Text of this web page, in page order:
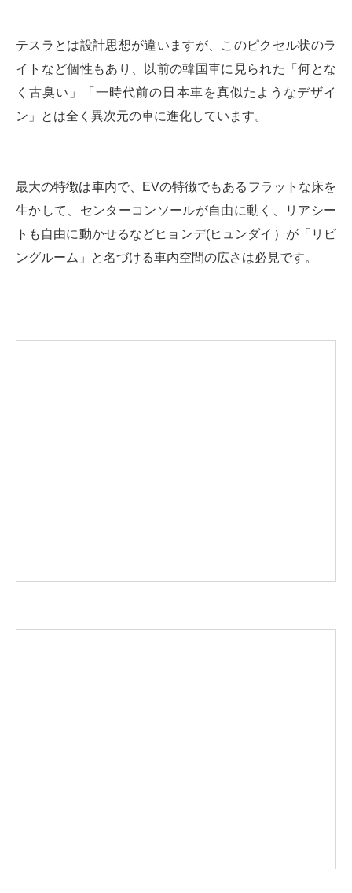
テスラとは設計思想が違いますが、このピクセル状のラ
イトなど個性もあり、以前の韓国車に見られた「何とな
く古臭い」「一時代前の日本車を真似たようなデザイ
ン」とは全く異次元の車に進化しています。
最大の特徴は車内で、EVの特徴でもあるフラットな床を
生かして、センターコンソールが自由に動く、リアシー
トも自由に動かせるなどヒョンデ(ヒュンダイ）が「リビ
ングルーム」と名づける車内空間の広さは必見です。